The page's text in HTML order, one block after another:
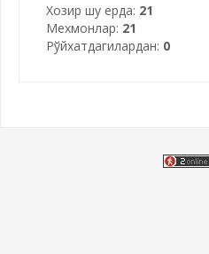
Хозир шу ерда: 21
Мехмонлар: 21
Рўйхатдагилардан: 0